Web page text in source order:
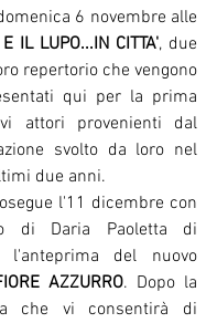
6 novembre alle
IL LUPO...IN CITTA', due
repertorio che vengono
qui per la prima
attori provenienti dal
svolto da loro nel
due anni.
l'11 dicembre con
di Daria Paoletta di
l'anteprima del nuovo
AZZURRO. Dopo la
che vi consentirà di